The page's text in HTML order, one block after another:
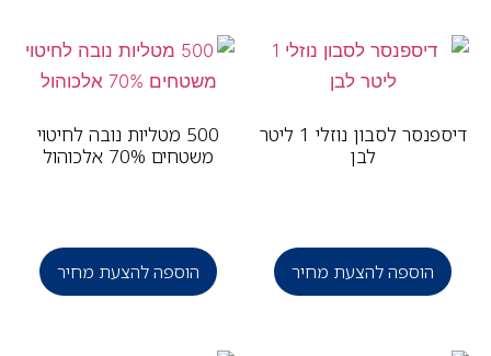
דיספנסר לסבון נוזלי 1 ליטר
הוספה להצעת מחיר
500 מטליות נובה לחיטוי
משטחים 70% אלכוהול
הוספה להצעת מחיר